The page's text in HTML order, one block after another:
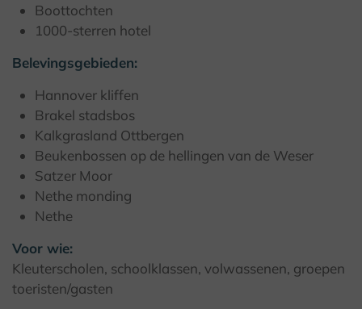
Boottochten
1000-sterren hotel
Belevingsgebieden:
Hannover kliffen
Brakel stadsbos
Kalkgrasland Ottbergen
Beukenbossen op de hellingen van de Weser
Satzer Moor
Nethe monding
Nethe
Voor wie:
Kleuterscholen, schoolklassen, volwassenen, groepen
toeristen/gasten